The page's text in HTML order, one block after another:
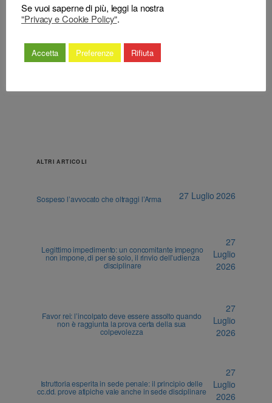
← Procedimento disciplinare:
l’accertamento definitivo dei fatti
in sede penale
Inadempimento del mandato
e mancate o false
informazioni al cliente
ALTRI ARTICOLI
Sospeso l’avvocato che oltraggi l’Arma 27 Luglio 2026
Legittimo impedimento: un concomitante impegno
non impone, di per sè solo, il rinvio dell’udienza
disciplinare
27
Luglio
2026
Favor rei: l’incolpato deve essere assolto quando
non è raggiunta la prova certa della sua
colpevolezza
27
Luglio
2026
Istruttoria esperita in sede penale: il principio delle
cc.dd. prove atipiche vale anche in sede disciplinare
27
Luglio
2026
Se vuoi saperne di più, leggi la nostra
"Privacy e Cookie Policy".
Accetta Preferenze Rifiuta